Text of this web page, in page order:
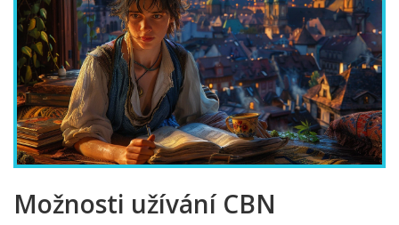
Možnosti užívání CBN